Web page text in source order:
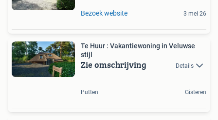
Bezoek website 3 mei 26
Te Huur : Vakantiewoning in Veluwse
stijl
Zie omschrijving Details
Putten Gisteren